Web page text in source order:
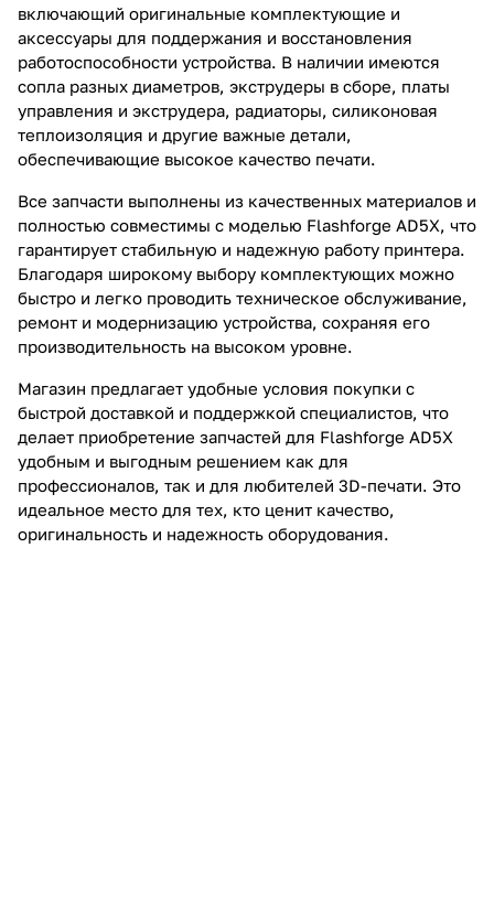
включающий оригинальные комплектующие и
аксессуары для поддержания и восстановления
работоспособности устройства. В наличии имеются
сопла разных диаметров, экструдеры в сборе, платы
управления и экструдера, радиаторы, силиконовая
теплоизоляция и другие важные детали,
обеспечивающие высокое качество печати.
Все запчасти выполнены из качественных материалов и
полностью совместимы с моделью Flashforge AD5X, что
гарантирует стабильную и надежную работу принтера.
Благодаря широкому выбору комплектующих можно
быстро и легко проводить техническое обслуживание,
ремонт и модернизацию устройства, сохраняя его
производительность на высоком уровне.
Магазин предлагает удобные условия покупки с
быстрой доставкой и поддержкой специалистов, что
делает приобретение запчастей для Flashforge AD5X
удобным и выгодным решением как для
профессионалов, так и для любителей 3D-печати. Это
идеальное место для тех, кто ценит качество,
оригинальность и надежность оборудования.